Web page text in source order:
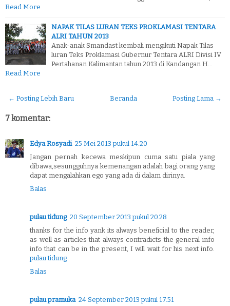
Read More
NAPAK TILAS LURAN TEKS PROKLAMASI TENTARA
ALRI TAHUN 2013
Anak-anak Smandast kembali mengikuti Napak Tilas
luran Teks Proklamasi Gubernur Tentara ALRI Divisi IV
Pertahanan Kalimantan tahun 2013 di Kandangan H…
Read More
← Posting Lebih Baru Posting Lama →
Beranda
7 komentar:
Edya Rosyadi 25 Mei 2013 pukul 14.20
Jangan pernah kecewa meskipun cuma satu piala yang
dibawa,sesungguhnya kemenangan adalah bagi orang yang
dapat mengalahkan ego yang ada di dalam dirinya.
Balas
pulau tidung 20 September 2013 pukul 20.28
thanks for the info yank its always beneficial to the reader,
as well as articles that always contradicts the general info
info that can be in the present, I will wait for his next info.
pulau tidung
Balas
pulau pramuka 24 September 2013 pukul 17.51